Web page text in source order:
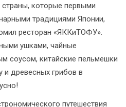
которые первыми
традициями Японии,
ресторан «ЯККиТОФУ».
ушками, чайные
соусом, китайские пельмешки
и древесных грибов в
путешествия